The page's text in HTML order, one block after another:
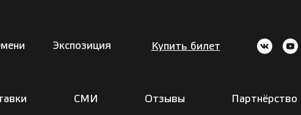
Экспозиция Купить билет
СМИ Отзывы Партнёрство